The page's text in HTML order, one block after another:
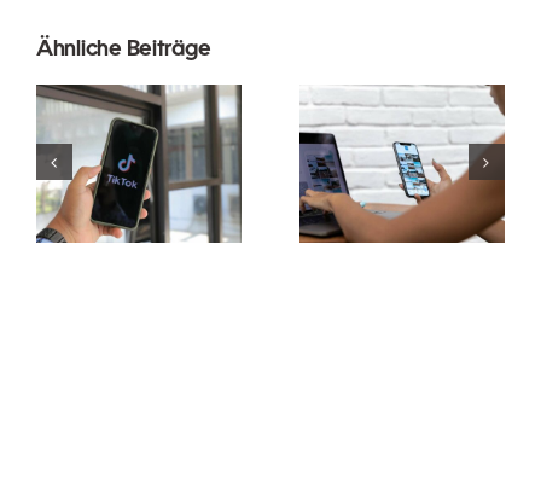
Ähnliche Beiträge
Reichweite
maximieren:
Effektive
Cross-
Platform-
Posting-
Die 3 besten
Plattformen
für Ideen zu
Inhalten